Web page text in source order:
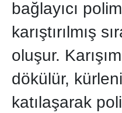
bağlayıcı
karıştırılmış
oluşur.
dökülür,
katılaşarak